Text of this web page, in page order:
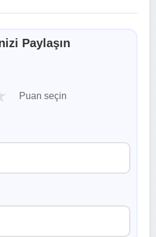
Paylaşın
Puan seçin